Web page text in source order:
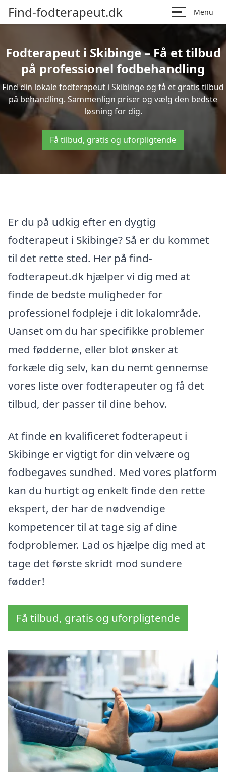
Find-fodterapeut.dk Menu
Fodterapeut i Skibinge – Få et tilbud
på professionel fodbehandling
Find din lokale fodterapeut i Skibinge og få et gratis tilbud
på behandling. Sammenlign priser og vælg den bedste
løsning for dig.
Få tilbud, gratis og uforpligtende
Er du på udkig efter en dygtig
fodterapeut i Skibinge? Så er du kommet
til det rette sted. Her på find-
fodterapeut.dk hjælper vi dig med at
finde de bedste muligheder for
professionel fodpleje i dit lokalområde.
Uanset om du har specifikke problemer
med fødderne, eller blot ønsker at
forkæle dig selv, kan du nemt gennemse
vores liste over fodterapeuter og få det
tilbud, der passer til dine behov.
At finde en kvalificeret fodterapeut i
Skibinge er vigtigt for din velvære og
fodbegaves sundhed. Med vores platform
kan du hurtigt og enkelt finde den rette
ekspert, der har de nødvendige
kompetencer til at tage sig af dine
fodproblemer. Lad os hjælpe dig med at
tage det første skridt mod sundere
fødder!
Få tilbud, gratis og uforpligtende